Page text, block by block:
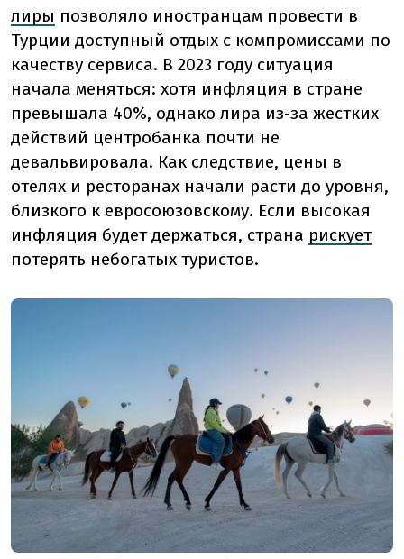
лиры позволяло иностранцам провести в
Турции доступный отдых с компромиссами по
качеству сервиса. В 2023 году ситуация
начала меняться: хотя инфляция в стране
превышала 40%, однако лира из-за жестких
действий центробанка почти не
девальвировала. Как следствие, цены в
отелях и ресторанах начали расти до уровня,
близкого к евросоюзовскому. Если высокая
инфляция будет держаться, страна рискует
потерять небогатых туристов.